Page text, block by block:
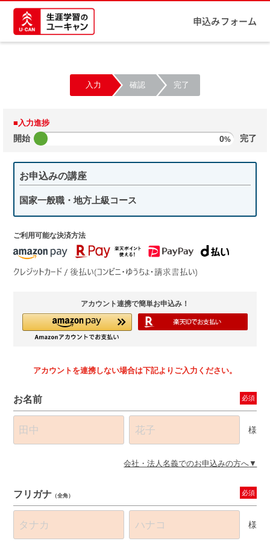
申込みフォーム
入力 確認 完了
■入力進捗
開始 0% 完了
ご利用可能な決済方法
アカウント連携で簡単お申込み！
アカウントを連携しない場合は下記よりご入力ください。
お申込みの講座
国家一般職・地方上級コース
お名前 必須
様
会社・法人名義でのお申込みの方へ
フリガナ （全角） 必須
様